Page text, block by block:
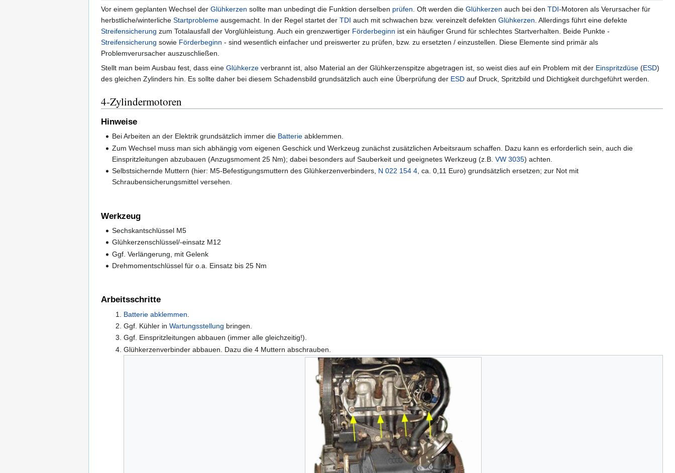
Vor einem geplanten Wechsel der Glühkerzen sollte man unbedingt die Funktion derselben prüfen . Oft werden die Glühkerzen auch bei den TDI-Motoren als Verursacher für
herbstliche/winterliche Startprobleme ausgemacht. In der Regel startet der TDI auch mit schwachen bzw. vereinzelt defekten Glühkerzen . Allerdings führt eine defekte
Streifensicherung zum Totalausfall der Vorglühleistung. Auch ein grenzwertiger Förderbeginn ist ein häufiger Grund für schlechtes Startverhalten. Beide Punkte -
Streifensicherung sowie Förderbeginn - sind wesentlich einfacher und preiswerter zu prüfen, bzw. zu ersetzten / einzustellen. Diese Elemente sind primär als
Problemverursacher auszuschließen.
Stellt man beim Ausbau fest, dass eine Glühkerze verbrannt ist, also Material an der Glühkerzenspitze abgetragen ist, so weist dies auf ein Problem mit der Einspritzdüse (ESD)
des gleichen Zylinders hin. Es sollte daher bei diesem Schadensbild grundsätzlich auch eine Überprüfung der ESD auf Druck, Spritzbild und Dichtigkeit durchgeführt werden.
4-Zylindermotoren
Hinweise
Bei Arbeiten an der Elektrik grundsätzlich immer die Batterie abklemmen.
Zum Wechsel muss man sich abhängig vom eigenen Geschick und Werkzeug zunächst zusätzlichen Arbeitsraum schaffen. Dazu kann es erforderlich sein, auch die
Einspritzleitungen abzubauen (Anzugsmoment 25 Nm); dabei besonders auf Sauberkeit und geeignetes Werkzeug (z.B.VW 3035) achten.
Selbstsichernde Muttern (hier: M5-Befestigungsmuttern des Glühkerzenverbinders, N 022 154 4, ca. 0,11 Euro) grundsätzlich ersetzen; zur Not mit
Schraubensicherungsmittel versehen.
Werkzeug
Sechskantschlüssel M5
Glühkerzenschlüssel/-einsatz M12
Ggf. Verlängerung, mit Gelenk
Drehmomentschlüssel für o.a. Einsatz bis 25 Nm
Arbeitsschritte
Batterie abklemmen
Ggf. Kühler in Wartungsstellung bringen.
Ggf. Einspritzleitungen abbauen (immer alle gleichzeitig!).
Glühkerzenverbinder abbauen. Dazu die 4 Muttern abschrauben.